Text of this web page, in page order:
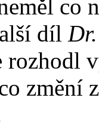
co
díl
rozhodl
změní